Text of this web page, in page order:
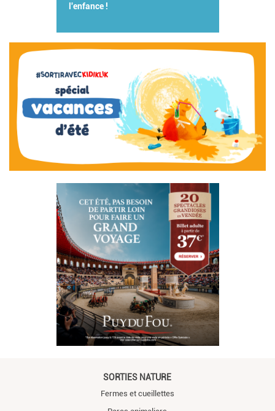
l'enfance !
SORTIES NATURE
Fermes et cueillettes